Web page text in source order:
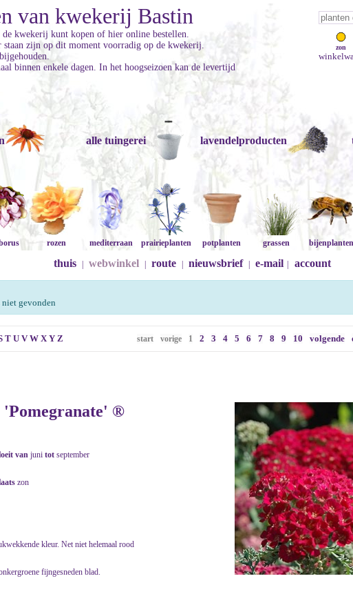
zon
van kwekerij Bastin
de kwekerij kunt kopen of hier online bestellen.
zijn op dit moment voorradig op de kwekerij.
binnen enkele dagen. In het hoogseizoen kan de levertijd
alle tuingerei lavendelproducten
rozen mediterraan prairieplanten potplanten grassen bijenplanten
thuis webwinkel route nieuwsbrief e-mail account
niet gevonden
T U V W X Y Z start vorige 1 2 3 4 5 6 7 8 9 10 volgende
®
van juni tot september
zon
kleur. Net niet helemaal rood
fijngesneden blad.